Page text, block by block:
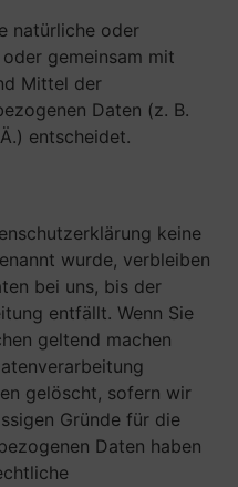
natürliche oder
gemeinsam mit
Mittel der
Daten (z. B.
entscheidet.
keine
wurde, verbleiben
bei uns, bis der
entfällt. Wenn Sie
geltend machen
gelöscht, sofern wir
Gründe für die
Daten haben